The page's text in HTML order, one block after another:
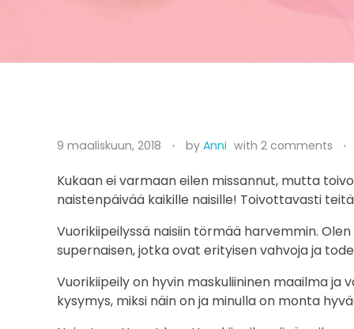
a
i
s
e
n
9 maaliskuun, 2018 by Anni with 2 comments
Kukaan ei varmaan eilen missannut, mutta
naistenpäivää kaikille naisille! Toivottavasti
Vuorikiipeilyssä naisiin törmää harvemmin.
supernaisen, jotka ovat erityisen vahvoja ja
Vuorikiipeily on hyvin maskuliininen maailma ja
kysymys, miksi näin on ja minulla on monta